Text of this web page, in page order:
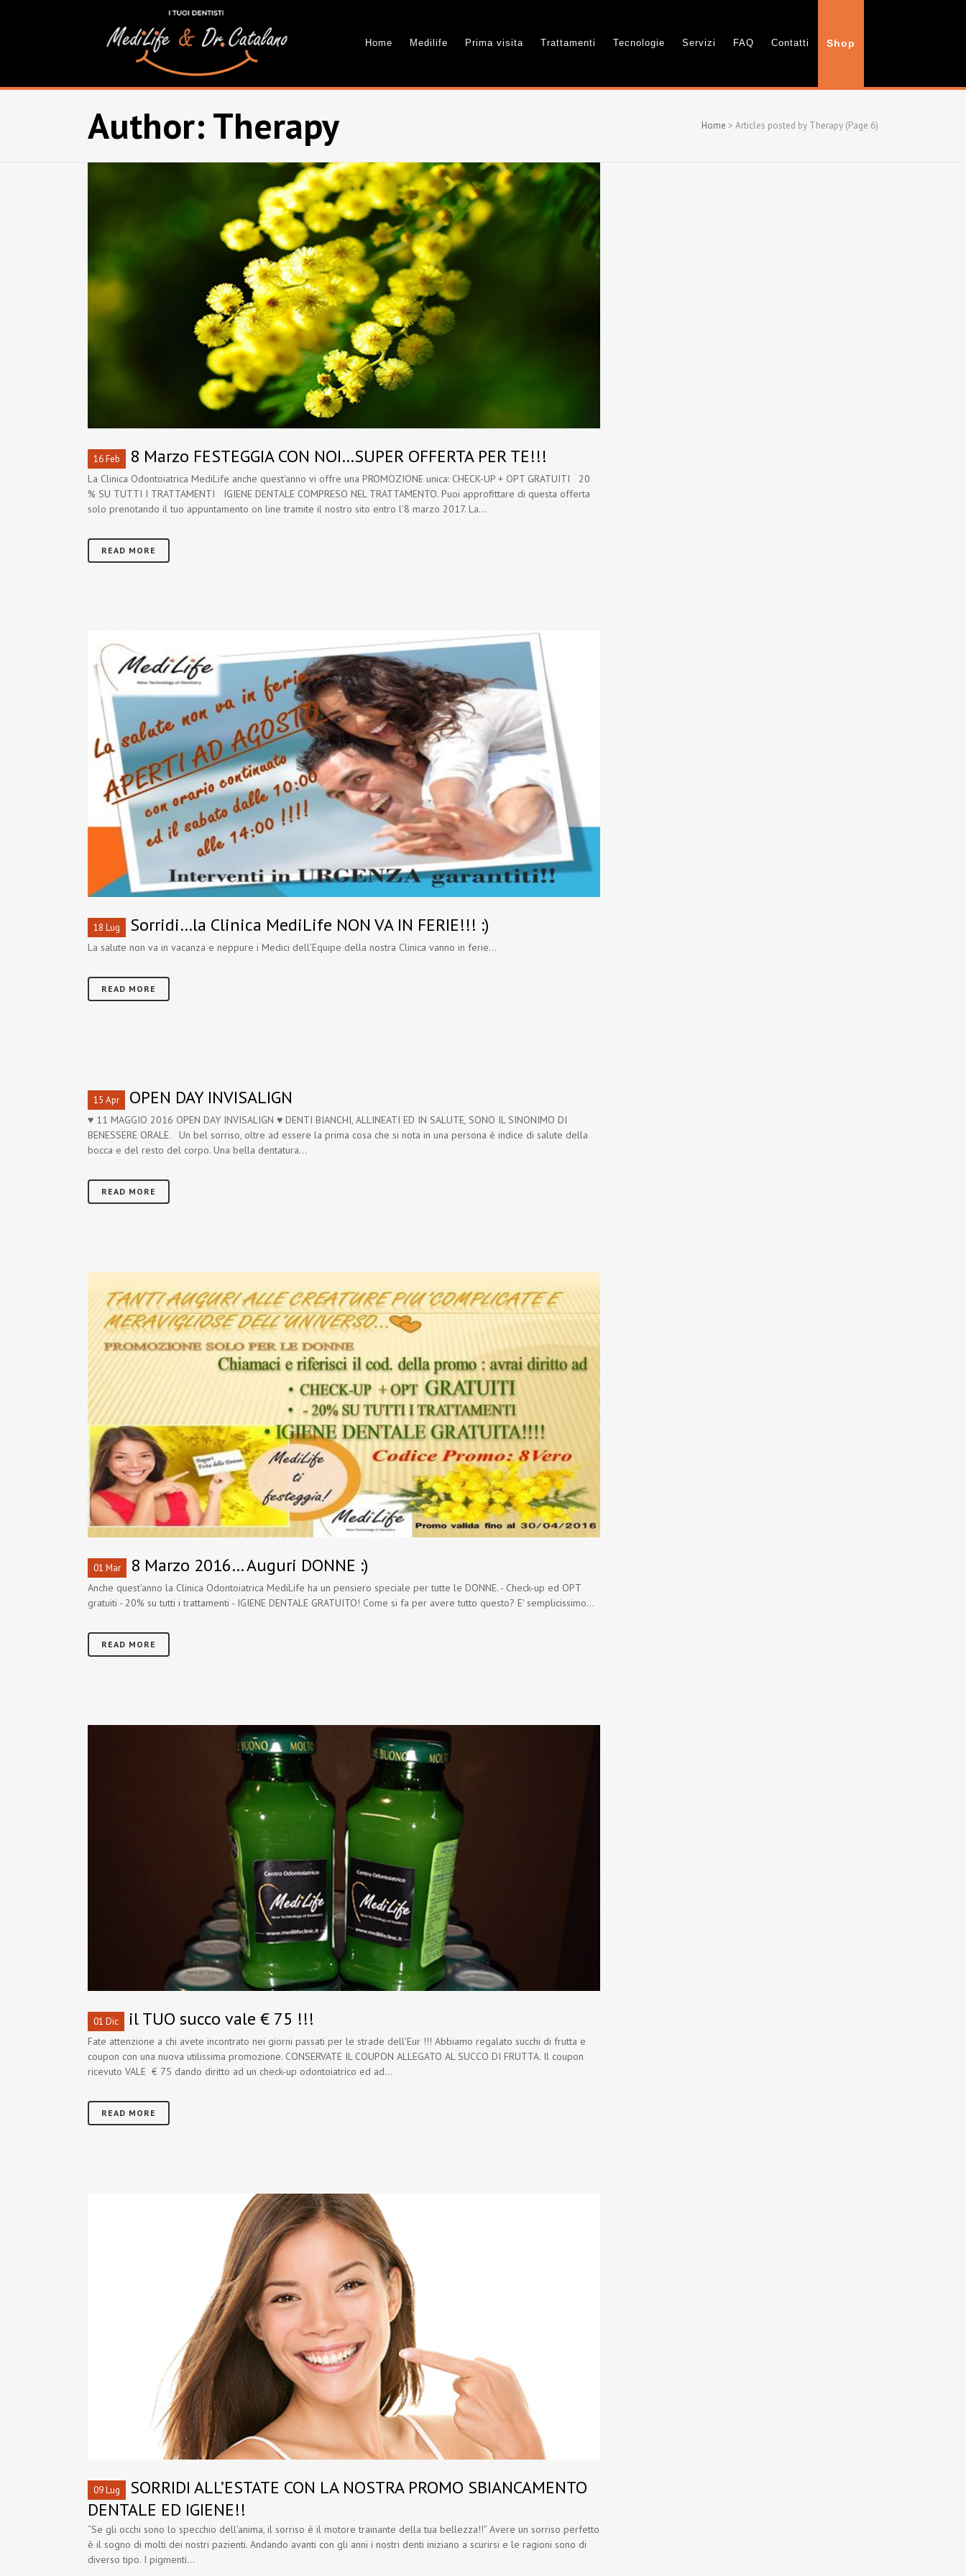
Home Medilife Prima visita Trattamenti Tecnologie Servizi FAQ Contatti Shop
Author: Therapy Home > Articles posted by Therapy (Page 6)
16 Feb 8 Marzo FESTEGGIA CON NOI…SUPER OFFERTA PER TE!!!
La Clinica Odontoiatrica MediLife anche quest'anno vi offre una PROMOZIONE unica: CHECK-UP + OPT GRATUITI 20
% SU TUTTI I TRATTAMENTI IGIENE DENTALE COMPRESO NEL TRATTAMENTO. Puoi approfittare di questa offerta
solo prenotando il tuo appuntamento on line tramite il nostro sito entro l'8 marzo 2017. La...
READ MORE
18 Lug Sorridi…la Clinica MediLife NON VA IN FERIE!!! :)
La salute non va in vacanza e neppure i Medici dell'Equipe della nostra Clinica vanno in ferie...
READ MORE
15 Apr OPEN DAY INVISALIGN
♥ 11 MAGGIO 2016 OPEN DAY INVISALIGN ♥ DENTI BIANCHI, ALLINEATI ED IN SALUTE, SONO IL SINONIMO DI
BENESSERE ORALE. Un bel sorriso, oltre ad essere la prima cosa che si nota in una persona è indice di salute della
bocca e del resto del corpo. Una bella dentatura...
READ MORE
01 Mar 8 Marzo 2016… Auguri DONNE :)
Anche quest'anno la Clinica Odontoiatrica MediLife ha un pensiero speciale per tutte le DONNE. - Check-up ed OPT
gratuiti - 20% su tutti i trattamenti - IGIENE DENTALE GRATUITO! Come si fa per avere tutto questo? E' semplicissimo...
READ MORE
01 Dic il TUO succo vale € 75 !!!
Fate attenzione a chi avete incontrato nei giorni passati per le strade dell'Eur !!! Abbiamo regalato succhi di frutta e
coupon con una nuova utilissima promozione. CONSERVATE IL COUPON ALLEGATO AL SUCCO DI FRUTTA. Il coupon
ricevuto VALE € 75 dando diritto ad un check-up odontoiatrico ed ad...
READ MORE
09 Lug
SORRIDI ALL’ESTATE CON LA NOSTRA PROMO SBIANCAMENTO
DENTALE ED IGIENE!!
“Se gli occhi sono lo specchio dell’anima, il sorriso è il motore trainante della tua bellezza!!” Avere un sorriso perfetto
è il sogno di molti dei nostri pazienti. Andando avanti con gli anni i nostri denti iniziano a scurirsi e le ragioni sono di
diverso tipo. I pigmenti...